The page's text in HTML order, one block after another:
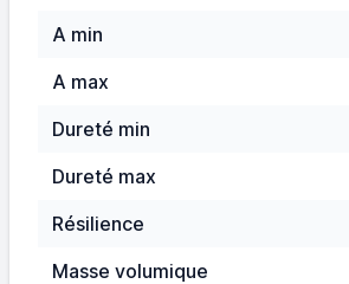
A min
A max
Dureté min
Dureté max
Résilience
Masse volumique